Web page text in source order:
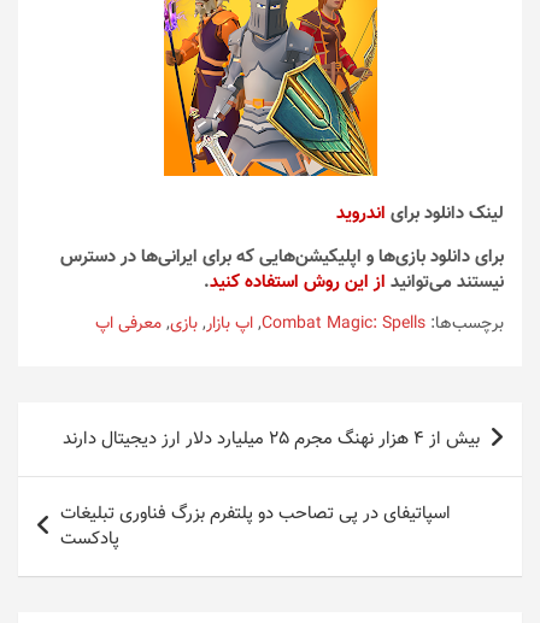
لینک دانلود برای اندروید
برای دانلود بازی‌ها و اپلیکیشن‌هایی که برای ایرانی‌ها در دسترس
نیستند می‌توانید از این روش استفاده کنید.
برچسب‌ها: Combat Magic: Spells
,اپ بازار,بازی,معرفی اپ
راهبری
نوشته
بیش از 4 هزار نهنگ مجرم 25 میلیارد دلار ارز دیجیتال دارند
اسپاتیفای در پی تصاحب دو پلتفرم بزرگ فناوری تبلیغات
پادکست